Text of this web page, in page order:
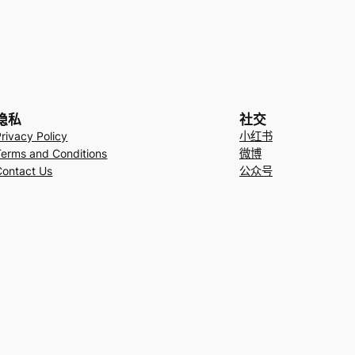
私
Policy
and Conditions
Us
社交
小红书
微博
公众号